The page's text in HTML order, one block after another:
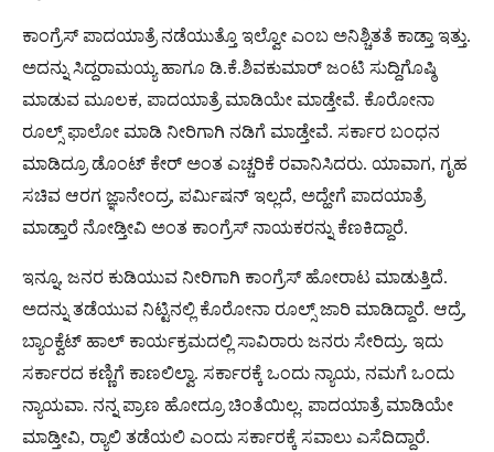
ಕಾಂಗ್ರೆಸ್ ಪಾದಯಾತ್ರೆ ನಡೆಯುತ್ತೊ ಇಲ್ವೋ ಎಂಬ ಅನಿಶ್ಚಿತತೆ ಕಾಡ್ತಾ ಇತ್ತು.
ಅದನ್ನು ಸಿದ್ದರಾಮಯ್ಯ ಹಾಗೂ ಡಿ.ಕೆ.ಶಿವಕುಮಾರ್ ಜಂಟಿ ಸುದ್ದಿಗೊಷ್ಠಿ
ಮಾಡುವ ಮೂಲಕ, ಪಾದಯಾತ್ರೆ ಮಾಡಿಯೇ ಮಾಡ್ತೇವೆ. ಕೊರೋನಾ
ರೂಲ್ಸ್ ಫಾಲೋ ಮಾಡಿ ನೀರಿಗಾಗಿ ನಡಿಗೆ ಮಾಡ್ತೇವೆ. ಸರ್ಕಾರ ಬಂಧನ
ಮಾಡಿದ್ರೂ ಡೊಂಟ್ ಕೇರ್ ಅಂತ ಎಚ್ಚರಿಕೆ ರವಾನಿಸಿದರು. ಯಾವಾಗ, ಗೃಹ
ಸಚಿವ ಆರಗ ಜ್ಞಾನೇಂದ್ರ, ಪರ್ಮಿಷನ್ ಇಲ್ಲದೆ, ಅದ್ಹೇಗೆ ಪಾದಯಾತ್ರೆ
ಮಾಡ್ತಾರೆ ನೋಡ್ತೀವಿ ಅಂತ ಕಾಂಗ್ರೆಸ್ ನಾಯಕರನ್ನು ಕೆಣಕಿದ್ದಾರೆ.
ಇನ್ನೂ, ಜನರ ಕುಡಿಯುವ ನೀರಿಗಾಗಿ ಕಾಂಗ್ರೆಸ್ ಹೋರಾಟ ಮಾಡುತ್ತಿದೆ.
ಅದನ್ನು ತಡೆಯುವ ನಿಟ್ಟಿನಲ್ಲಿ ಕೊರೋನಾ ರೂಲ್ಸ್ ಜಾರಿ ಮಾಡಿದ್ದಾರೆ. ಆದ್ರೆ,
ಬ್ಯಾಂಕ್ವೆಟ್ ಹಾಲ್ ಕಾರ್ಯಕ್ರಮದಲ್ಲಿ ಸಾವಿರಾರು ಜನರು ಸೇರಿದ್ರು. ಇದು
ಸರ್ಕಾರದ ಕಣ್ಣಿಗೆ ಕಾಣಲಿಲ್ವಾ. ಸರ್ಕಾರಕ್ಕೆ ಒಂದು ನ್ಯಾಯ, ನಮಗೆ ಒಂದು
ನ್ಯಾಯವಾ. ನನ್ನ ಪ್ರಾಣ ಹೋದ್ರೂ ಚಿಂತೆಯಿಲ್ಲ. ಪಾದಯಾತ್ರೆ ಮಾಡಿಯೇ
ಮಾಡ್ತೀವಿ, ರ‍್ಯಾಲಿ ತಡೆಯಲಿ ಎಂದು ಸರ್ಕಾರಕ್ಕೆ ಸವಾಲು ಎಸೆದಿದ್ದಾರೆ.